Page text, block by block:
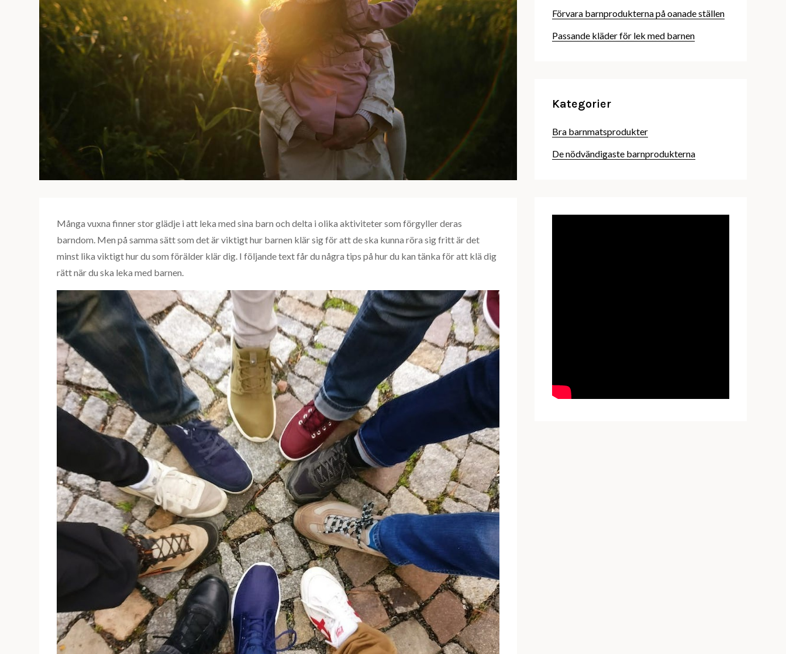
Många vuxna finner stor glädje i att leka med sina barn och delta i olika aktiviteter som förgyller deras
barndom. Men på samma sätt som det är viktigt hur barnen klär sig för att de ska kunna röra sig fritt är det
minst lika viktigt hur du som förälder klär dig. I följande text får du några tips på hur du kan tänka för att klä dig
rätt när du ska leka med barnen.
Förvara barnprodukterna på oanade ställen
Passande kläder för lek med barnen
Kategorier
Bra barnmatsprodukter
De nödvändigaste barnprodukterna